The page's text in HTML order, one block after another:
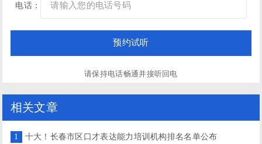
电话：
请保持电话畅通并接听回电
相关文章
1 十大！长春市区口才表达能力培训机构排名名单公布